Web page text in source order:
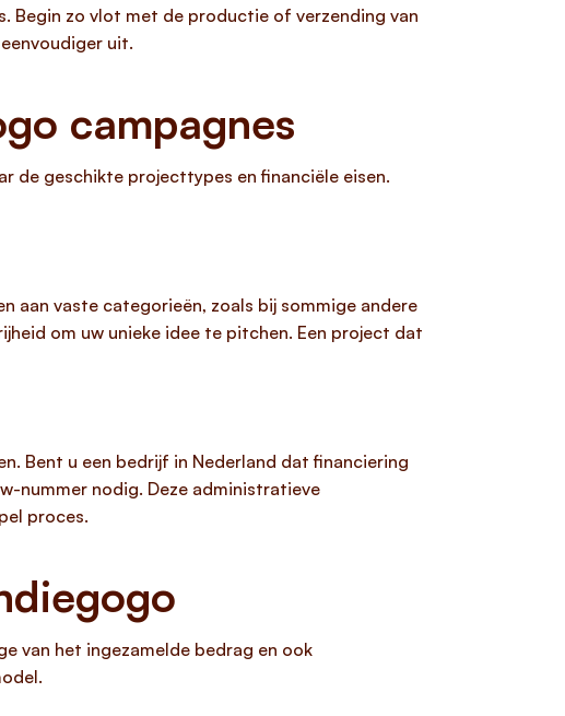
Begin zo vlot met de productie of verzending van
uit.
campagnes
de geschikte projecttypes en financiële eisen.
aan vaste categorieën, zoals bij sommige andere
om uw unieke idee te pitchen. Een project dat
Bent u een bedrijf in Nederland dat financiering
nummer nodig. Deze administratieve
proces.
van het ingezamelde bedrag en ook